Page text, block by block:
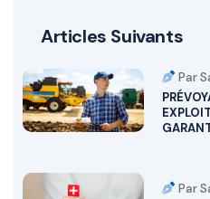
Articles Suivants
Par
Par